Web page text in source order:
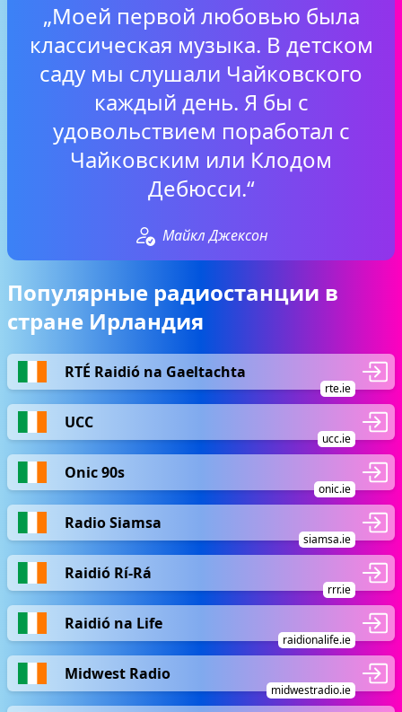
„Моей первой любовью была
классическая музыка. В детском
саду мы слушали Чайковского
каждый день. Я бы с
удовольствием поработал с
Чайковским или Клодом
Дебюсси.“
Майкл Джексон
Популярные радиостанции в
стране Ирландия
RTÉ Raidió na Gaeltachta
rte.ie
UCC
ucc.ie
Onic 90s
onic.ie
Radio Siamsa
siamsa.ie
Raidió Rí-Rá
rrr.ie
Raidió na Life
raidionalife.ie
Midwest Radio
midwestradio.ie